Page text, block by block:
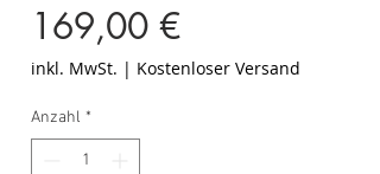
169,00 €Preis
inkl. MwSt. | Kostenloser Versand
Anzahl *